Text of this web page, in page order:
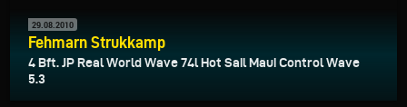
29.08.2010
Fehmarn Strukkamp
4 Bft. JP Real World Wave 74l Hot Sail Maui Control Wave
5.3